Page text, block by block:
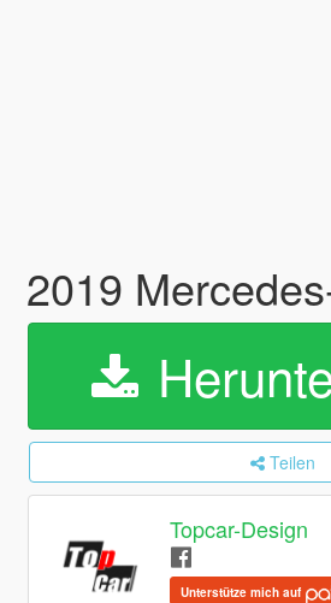
2019
Teilen
Topcar-Design
Unterstütze mich auf